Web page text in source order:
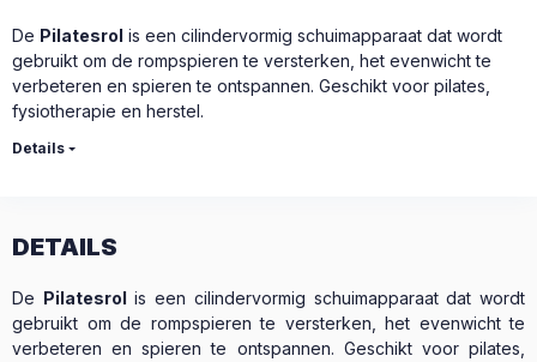
De Pilatesrol is een cilindervormig schuimapparaat dat wordt
gebruikt om de rompspieren te versterken, het evenwicht te
verbeteren en spieren te ontspannen. Geschikt voor pilates,
fysiotherapie en herstel.
Details
DETAILS
De Pilatesrol is een cilindervormig schuimapparaat dat wordt
gebruikt om de rompspieren te versterken, het evenwicht te
verbeteren en spieren te ontspannen. Geschikt voor pilates,